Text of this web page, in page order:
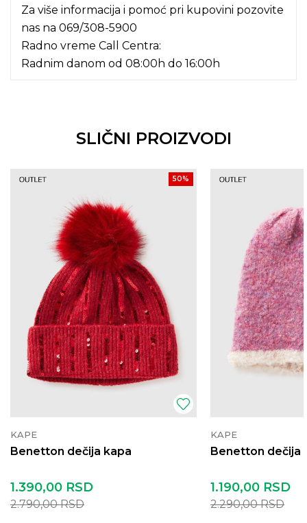
Za više informacija i pomoć pri kupovini pozovite
nas na 069/308-5900
Radno vreme Call Centra:
Radnim danom od 08:00h do 16:00h
SLIČNI PROIZVODI
50%
KAPE
Benetton dečija kapa
1.390,00 RSD
2.790,00RSD
KAPE
Benetton dečija
1.190,00 RSD
2.290,00RSD